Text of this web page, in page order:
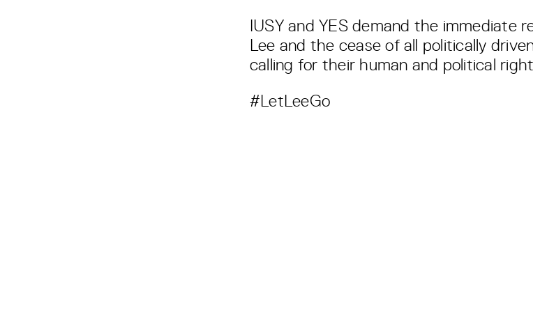
IUSY and YES demand the immediate
Lee and the cease of all politically
calling for their human and political
#LetLeeGo